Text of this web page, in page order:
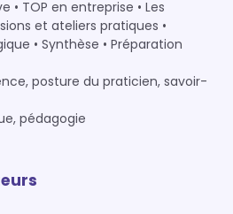
• TOP en entreprise • Les
et ateliers pratiques •
• Synthèse • Préparation
posture du praticien, savoir-
pédagogie